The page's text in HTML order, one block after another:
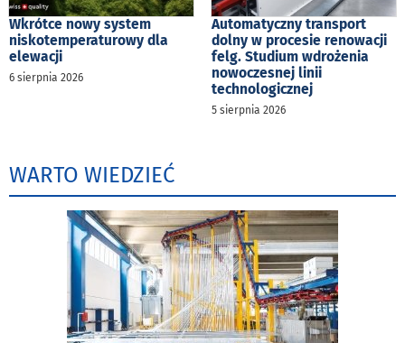
Wkrótce nowy system
niskotemperaturowy dla
elewacji
6 sierpnia 2026
Automatyczny transport
dolny w procesie renowacji
felg. Studium wdrożenia
nowoczesnej linii
technologicznej
5 sierpnia 2026
WARTO WIEDZIEĆ